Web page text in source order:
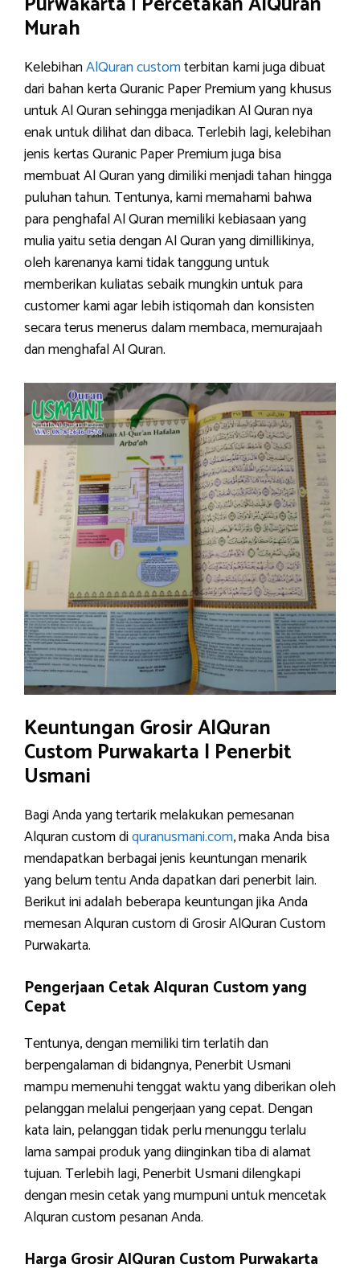
Murah
KelebihanAlQuran customterbitan kami juga dibuat
dari bahan kerta Quranic Paper Premium yang khusus
untuk Al Quran sehingga menjadikan Al Quran nya
enak untuk dilihat dan dibaca. Terlebih lagi, kelebihan
jenis kertas Quranic Paper Premium juga bisa
membuat Al Quran yang dimiliki menjadi tahan hingga
puluhan tahun. Tentunya, kami memahami bahwa
para penghafal Al Quran memiliki kebiasaan yang
mulia yaitu setia dengan Al Quran yang dimillikinya,
oleh karenanya kami tidak tanggung untuk
memberikan kuliatas sebaik mungkin untuk para
customer kami agar lebih istiqomah dan konsisten
secara terus menerus dalam membaca, memurajaah
dan menghafal Al Quran.
Keuntungan Grosir AlQuran
Custom Purwakarta | Penerbit
Usmani
Bagi Anda yang tertarik melakukan pemesanan
Alquran custom diquranusmani.com, maka Anda bisa
mendapatkan berbagai jenis keuntungan menarik
yang belum tentu Anda dapatkan dari penerbit lain.
Berikut ini adalah beberapa keuntungan jika Anda
memesan Alquran custom di Grosir AlQuran Custom
Purwakarta.
Pengerjaan Cetak Alquran Custom yang
Cepat
Tentunya, dengan memiliki tim terlatih dan
berpengalaman di bidangnya, Penerbit Usmani
mampu memenuhi tenggat waktu yang diberikan oleh
pelanggan melalui pengerjaan yang cepat. Dengan
kata lain, pelanggan tidak perlu menunggu terlalu
lama sampai produk yang diinginkan tiba di alamat
tujuan. Terlebih lagi, Penerbit Usmani dilengkapi
dengan mesin cetak yang mumpuni untuk mencetak
Alquran custom pesanan Anda.
Harga Grosir AlQuran Custom Purwakarta